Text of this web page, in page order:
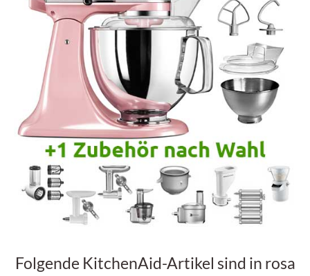
Folgende KitchenAid-Artikel sind in rosa